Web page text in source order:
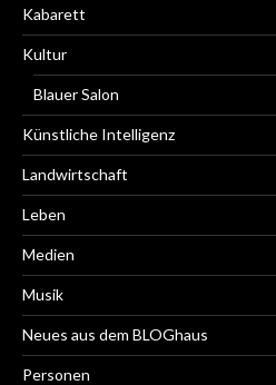
Kabarett
Kultur
Blauer Salon
Künstliche Intelligenz
Landwirtschaft
Leben
Medien
Musik
Neues aus dem BLOGhaus
Personen